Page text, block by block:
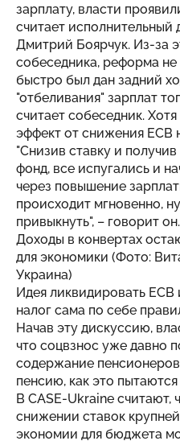
зарплату, власти
считает исполнительный
Дмитрий Боярчук. Из-за
собеседника, реформа
быстро был дан задний
"отбеливания" зарплат
считает собеседник.
эффект от снижения ЕСВ
"Снизив ставку и
фонд, все испугались и
через повышение
происходит мгновенно,
привыкнуть", – говорит он.
Доходы в конвертах
для экономики (Фото:
Украина)
Идея ликвидировать ЕСВ
налог сама по себе
Начав эту дискуссию,
что соцвзнос уже давно
содержание
пенсию, как это
В CASE-Ukraine считают,
снижении ставок
экономии для бюджета